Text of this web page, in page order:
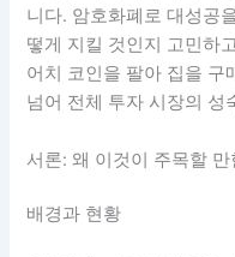
니다. 암호화폐로 대성공
떻게 지킬 것인지 고민하
어치 코인을 팔아 집을 구
넘어 전체 투자 시장의 성
서론: 왜 이것이 주목할
배경과 현황